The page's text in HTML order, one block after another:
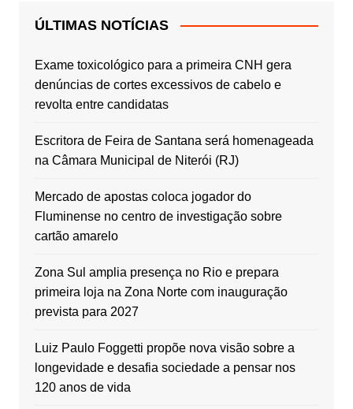
ÚLTIMAS NOTÍCIAS
Exame toxicológico para a primeira CNH gera
denúncias de cortes excessivos de cabelo e
revolta entre candidatas
Escritora de Feira de Santana será homenageada
na Câmara Municipal de Niterói (RJ)
Mercado de apostas coloca jogador do
Fluminense no centro de investigação sobre
cartão amarelo
Zona Sul amplia presença no Rio e prepara
primeira loja na Zona Norte com inauguração
prevista para 2027
Luiz Paulo Foggetti propõe nova visão sobre a
longevidade e desafia sociedade a pensar nos
120 anos de vida